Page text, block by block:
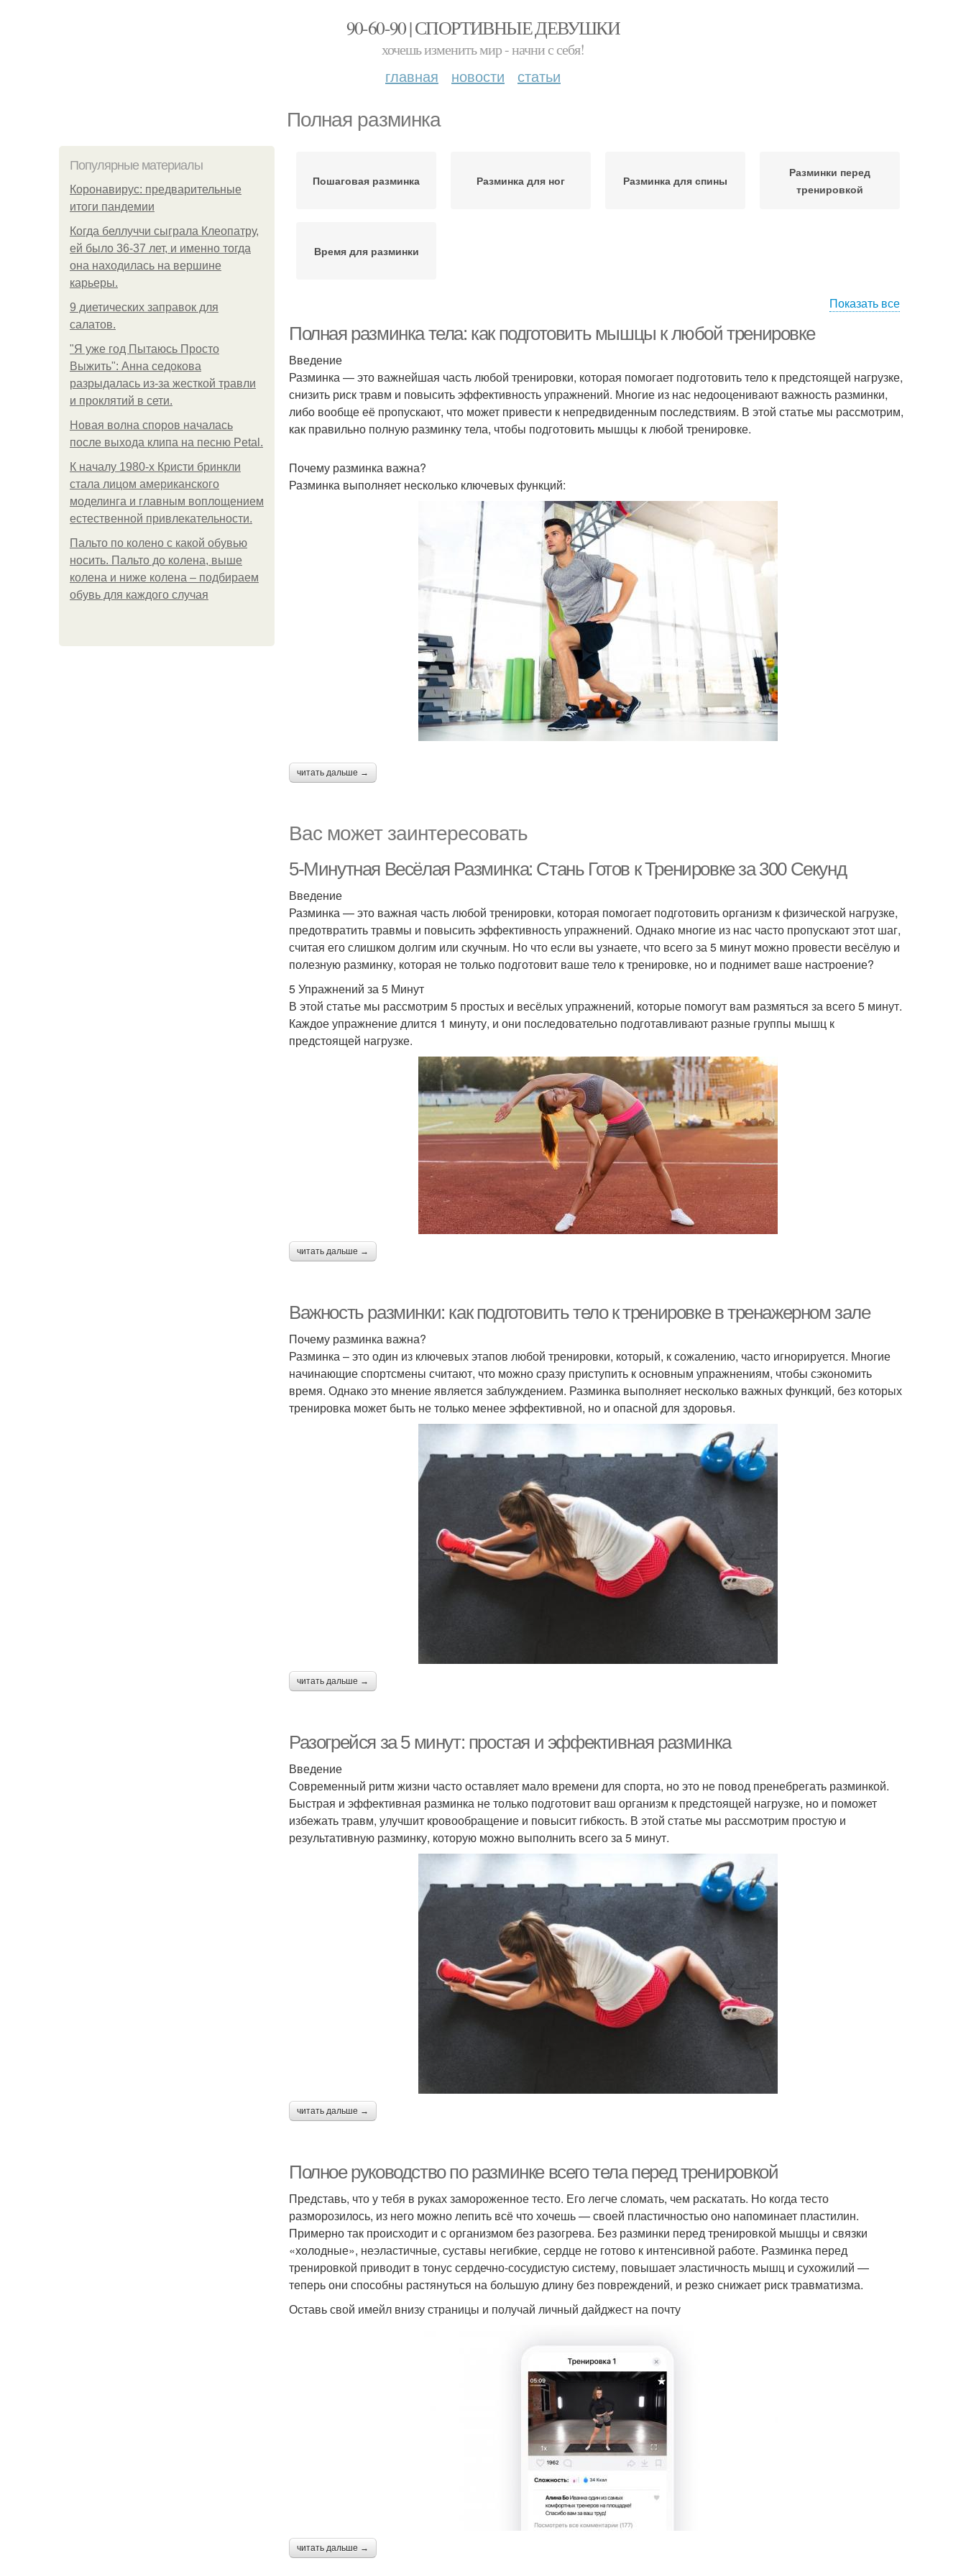
90-60-90 | СПОРТИВНЫЕ ДЕВУШКИ
хочешь изменить мир - начни с себя!
главная новости статьи
Полная разминка
Популярные материалы
Коронавирус: предварительные
итоги пандемии
Когда беллуччи сыграла Клеопатру,
ей было 36-37 лет, и именно тогда
она находилась на вершине
карьеры.
9 диетических заправок для
салатов.
"Я уже год Пытаюсь Просто
Выжить": Анна седокова
разрыдалась из-за жесткой травли
и проклятий в сети.
Новая волна споров началась
после выхода клипа на песню Petal.
К началу 1980-х Кристи бринкли
стала лицом американского
моделинга и главным воплощением
естественной привлекательности.
Пальто по колено с какой обувью
носить. Пальто до колена, выше
колена и ниже колена – подбираем
обувь для каждого случая
Пошаговая разминка Разминка для ног Разминка для спины
Разминки перед
тренировкой
Время для разминки
Показать все
Полная разминка тела: как подготовить мышцы к любой тренировке
Введение
Разминка — это важнейшая часть любой тренировки, которая помогает подготовить тело к предстоящей нагрузке,
снизить риск травм и повысить эффективность упражнений. Многие из нас недооценивают важность разминки,
либо вообще её пропускают, что может привести к непредвиденным последствиям. В этой статье мы рассмотрим,
как правильно полную разминку тела, чтобы подготовить мышцы к любой тренировке.
Почему разминка важна?
Разминка выполняет несколько ключевых функций:
читать дальше →
Вас может заинтересовать
5-Минутная Весёлая Разминка: Стань Готов к Тренировке за 300 Секунд
Введение
Разминка — это важная часть любой тренировки, которая помогает подготовить организм к физической нагрузке,
предотвратить травмы и повысить эффективность упражнений. Однако многие из нас часто пропускают этот шаг,
считая его слишком долгим или скучным. Но что если вы узнаете, что всего за 5 минут можно провести весёлую и
полезную разминку, которая не только подготовит ваше тело к тренировке, но и поднимет ваше настроение?
5 Упражнений за 5 Минут
В этой статье мы рассмотрим 5 простых и весёлых упражнений, которые помогут вам размяться за всего 5 минут.
Каждое упражнение длится 1 минуту, и они последовательно подготавливают разные группы мышц к
предстоящей нагрузке.
читать дальше →
Важность разминки: как подготовить тело к тренировке в тренажерном зале
Почему разминка важна?
Разминка – это один из ключевых этапов любой тренировки, который, к сожалению, часто игнорируется. Многие
начинающие спортсмены считают, что можно сразу приступить к основным упражнениям, чтобы сэкономить
время. Однако это мнение является заблуждением. Разминка выполняет несколько важных функций, без которых
тренировка может быть не только менее эффективной, но и опасной для здоровья.
читать дальше →
Разогрейся за 5 минут: простая и эффективная разминка
Введение
Современный ритм жизни часто оставляет мало времени для спорта, но это не повод пренебрегать разминкой.
Быстрая и эффективная разминка не только подготовит ваш организм к предстоящей нагрузке, но и поможет
избежать травм, улучшит кровообращение и повысит гибкость. В этой статье мы рассмотрим простую и
результативную разминку, которую можно выполнить всего за 5 минут.
читать дальше →
Полное руководство по разминке всего тела перед тренировкой
Представь, что у тебя в руках замороженное тесто. Его легче сломать, чем раскатать. Но когда тесто
разморозилось, из него можно лепить всё что хочешь — своей пластичностью оно напоминает пластилин.
Примерно так происходит и с организмом без разогрева. Без разминки перед тренировкой мышцы и связки
«холодные», неэластичные, суставы негибкие, сердце не готово к интенсивной работе. Разминка перед
тренировкой приводит в тонус сердечно-сосудистую систему, повышает эластичность мышц и сухожилий —
теперь они способны растянуться на большую длину без повреждений, и резко снижает риск травматизма.
Оставь свой имейл внизу страницы и получай личный дайджест на почту
читать дальше →